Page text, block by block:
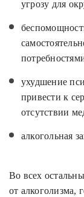
угрозу для
ухудшение
привести к
отсутствии
алкогольная
Во всех
от алкоголизма,